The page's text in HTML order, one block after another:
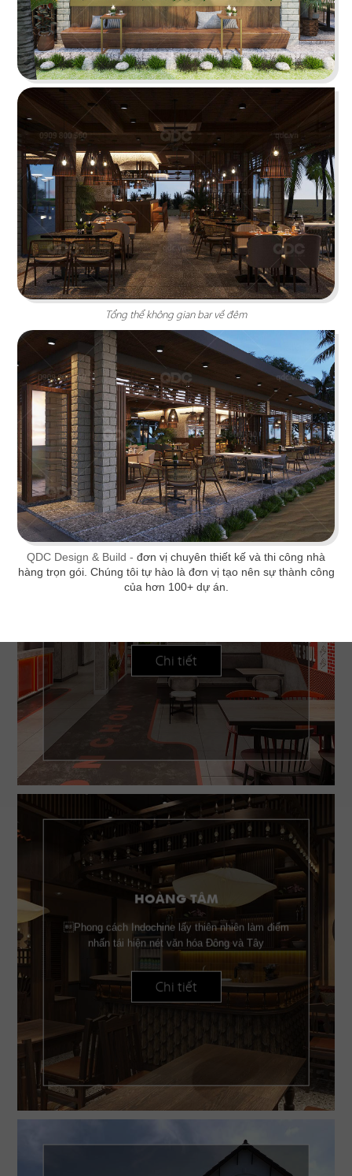
Chi tiết
IKIGAI
Tái hiện bức tranh ẩm thực Nhật không phô
bày mà diễn tả vô cùng tinh tế
Chi tiết
BONCHON CHICKEN
Chi tiết
HOÀNG TÂM
Phong cách Indochine lấy thiên nhiên làm điểm
nhấn tái hiện nét văn hóa Đông và Tây
Chi tiết
Tổng thể không gian bar về đêm
QDC Design & Build - đơn vị chuyên thiết kế và thi công nhà
hàng trọn gói. Chúng tôi tự hào là đơn vị tạo nên sự thành công
của hơn 100+ dự án.